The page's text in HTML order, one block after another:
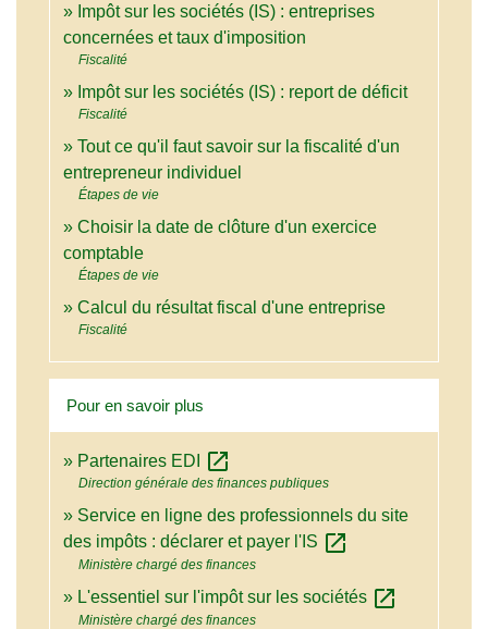
Impôt sur les sociétés (IS) : entreprises
concernées et taux d'imposition
Fiscalité
Impôt sur les sociétés (IS) : report de déficit
Fiscalité
Tout ce qu'il faut savoir sur la fiscalité d'un
entrepreneur individuel
Étapes de vie
Choisir la date de clôture d'un exercice
comptable
Étapes de vie
Calcul du résultat fiscal d'une entreprise
Fiscalité
Pour en savoir plus
Partenaires EDI open_in_new
Direction générale des finances publiques
Service en ligne des professionnels du site
des impôts : déclarer et payer l'IS open_in_new
Ministère chargé des finances
L'essentiel sur l'impôt sur les sociétés open_in_new
Ministère chargé des finances